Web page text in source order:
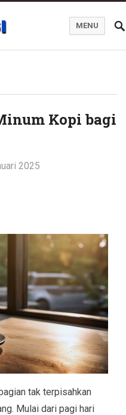
MENU
Kopi bagi
2025
tak terpisahkan
Mulai dari pagi hari